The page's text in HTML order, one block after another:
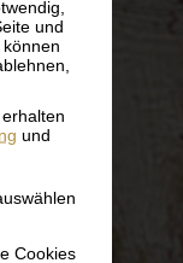
und
und
Cookies